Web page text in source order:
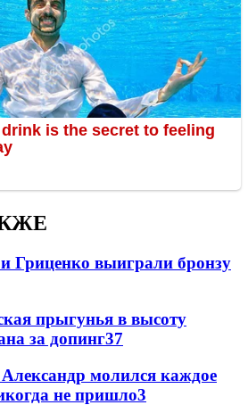
Гриценко выиграли бронзу
прыгунья в высоту
за допинг37
молился каждое
не пришло3